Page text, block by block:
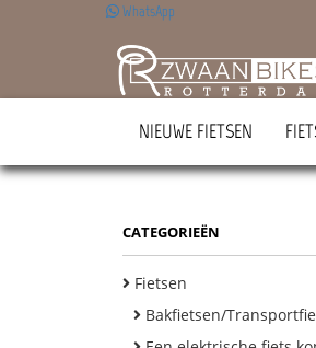
WhatsApp
NIEUWE FIETSEN
CATEGORIEËN
Fietsen
Bakfietsen/